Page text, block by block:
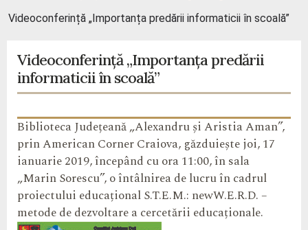
Videoconferință „Importanța predării informaticii în scoală”
Videoconferință „Importanța predării
informaticii în scoală”
Biblioteca Județeană „Alexandru și Aristia Aman”,
prin American Corner Craiova, găzduiește joi, 17
ianuarie 2019, începând cu ora 11:00, în sala
„Marin Sorescu”, o întâlnirea de lucru în cadrul
proiectului educațional S.T.E.M.: newW.E.R.D. –
metode de dezvoltare a cercetării educaționale.